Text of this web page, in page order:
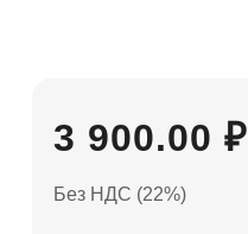
3 900.00 ₽
Без НДС (22%)